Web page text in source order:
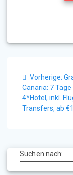
Vorherige:
Canaria: 7
4*Hotel, inkl.
Transfers, ab
Suchen nach: